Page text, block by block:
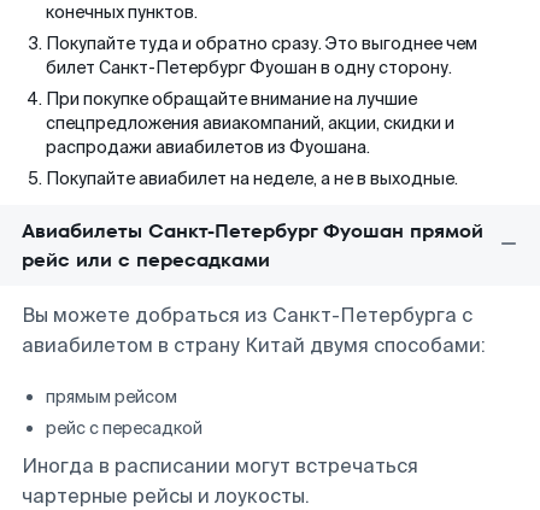
конечных пунктов.
Покупайте туда и обратно сразу. Это выгоднее чем
билет Санкт-Петербург Фуошан в одну сторону.
При покупке обращайте внимание на лучшие
спецпредложения авиакомпаний, акции, скидки и
распродажи авиабилетов из Фуошана.
Покупайте авиабилет на неделе, а не в выходные.
Авиабилеты Санкт-Петербург Фуошан прямой
рейс или с пересадками
Вы можете добраться из Санкт-Петербурга с
авиабилетом в страну Китай двумя способами:
прямым рейсом
рейс с пересадкой
Иногда в расписании могут встречаться
чартерные рейсы и лоукосты.